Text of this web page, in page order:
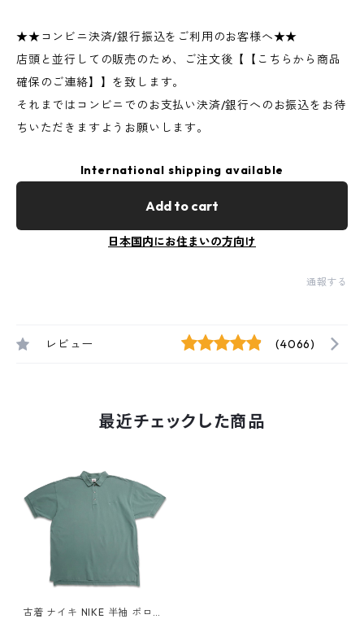
★★コンビニ決済/銀行振込をご利用のお客様へ★★
店頭と並行しての販売のため、ご注文後【【こちらから商品
確保のご連絡】】を致します。
それまではコンビニでのお支払い決済/銀行へのお振込をお待
ちいただきますようお願いします。
International shipping available
Add to cart
日本国内にお住まいの方向け
通報する
レビュー (4066)
最近チェックした商品
古着 ナイキ NIKE 半袖 ポロシ